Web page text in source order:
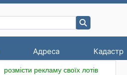
Адреса Кадастр
розмісти рекламу своїх лотів